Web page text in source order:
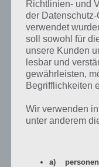
13.1.19
14.1.19
15.1.19
16.1.19
17.1.19
Richtlinien- und
der
verwendet
soll sowohl für
unsere Kunden
lesbar und
gewährleisten,
Begrifflichkeiten
Wir verwenden
unter anderem
a)